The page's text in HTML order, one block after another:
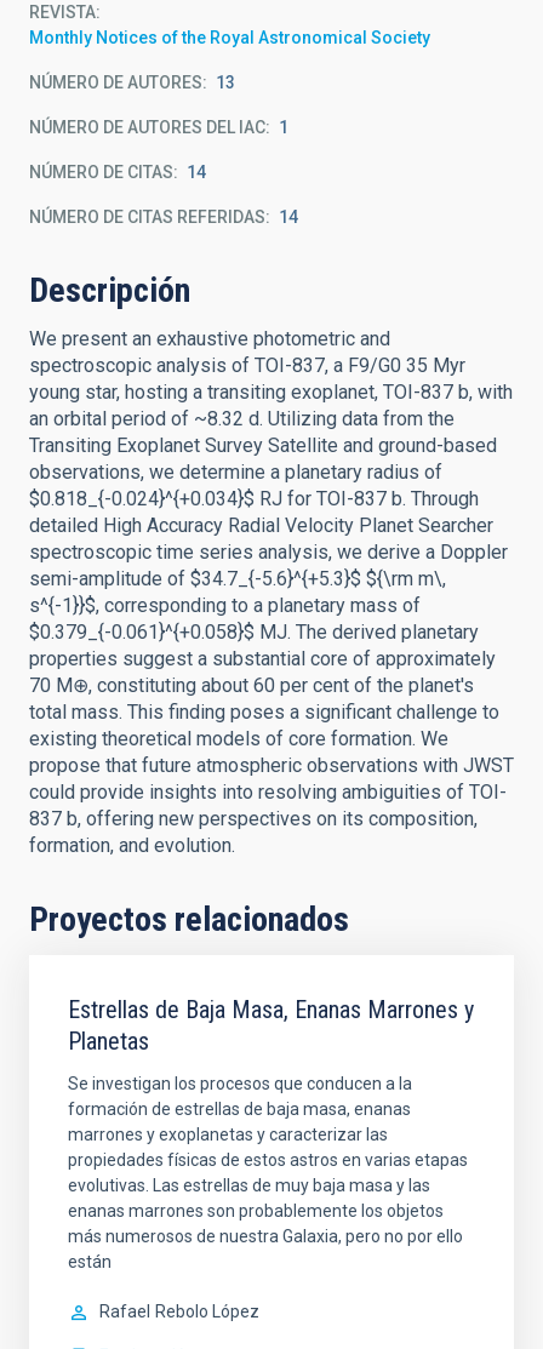
REVISTA
Monthly Notices of the Royal Astronomical Society
NÚMERO DE AUTORES 13
NÚMERO DE AUTORES DEL IAC 1
NÚMERO DE CITAS 14
NÚMERO DE CITAS REFERIDAS 14
Descripción
We present an exhaustive photometric and
spectroscopic analysis of TOI-837, a F9/G0 35 Myr
young star, hosting a transiting exoplanet, TOI-837 b, with
an orbital period of ~8.32 d. Utilizing data from the
Transiting Exoplanet Survey Satellite and ground-based
observations, we determine a planetary radius of
$0.818_{-0.024}^{+0.034}$ RJ for TOI-837 b. Through
detailed High Accuracy Radial Velocity Planet Searcher
spectroscopic time series analysis, we derive a Doppler
semi-amplitude of $34.7_{-5.6}^{+5.3}$ ${\rm m\,
s^{-1}}$, corresponding to a planetary mass of
$0.379_{-0.061}^{+0.058}$ MJ. The derived planetary
properties suggest a substantial core of approximately
70 M⊕, constituting about 60 per cent of the planet's
total mass. This finding poses a significant challenge to
existing theoretical models of core formation. We
propose that future atmospheric observations with JWST
could provide insights into resolving ambiguities of TOI-
837 b, offering new perspectives on its composition,
formation, and evolution.
Proyectos relacionados
Estrellas de Baja Masa, Enanas Marrones y
Planetas
Se investigan los procesos que conducen a la
formación de estrellas de baja masa, enanas
marrones y exoplanetas y caracterizar las
propiedades físicas de estos astros en varias etapas
evolutivas. Las estrellas de muy baja masa y las
enanas marrones son probablemente los objetos
más numerosos de nuestra Galaxia, pero no por ello
están
Rafael Rebolo López